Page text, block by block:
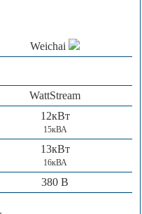
Weichai
WattStream
12кВт
15кВА
13кВт
16кВА
380 В